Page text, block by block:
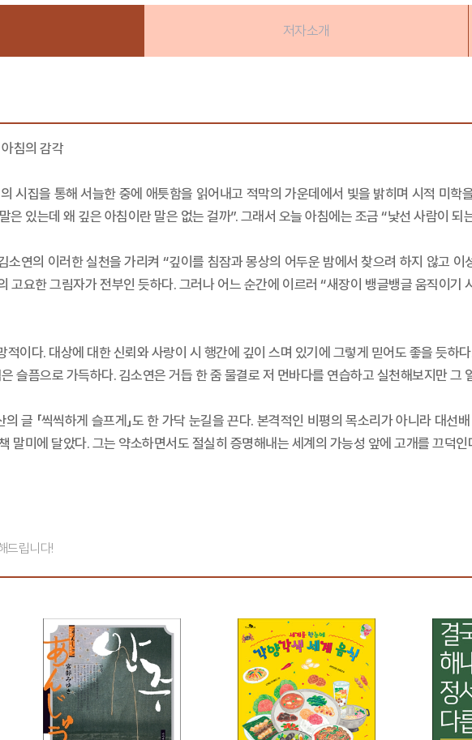
저자소개
침의 감각
시집을 통해 서늘한 중에 애틋함을 읽어내고 적막의 가운데에서 빛을 밝히며 시적 미학
은 있는데 왜 깊은 아침이란 말은 없는 걸까”. 그래서 오늘 아침에는 조금 “낯선 사람이 되
소연의 이러한 실천을 가리켜 “깊이를 침잠과 몽상의 어두운 밤에서 찾으려 하지 않고
고요한 그림자가 전부인 듯하다. 그러나 어느 순간에 이르러 “새장이 뱅글뱅글 움직이기
이다. 대상에 대한 신뢰와 사랑이 시 행간에 깊이 스며 있기에 그렇게 믿어도 좋을 듯하
슬픔으로 가득하다. 김소연은 거듭 한 줌 물결로 저 먼바다를 연습하고 실천해보지만 그
글 「씩씩하게 슬프게」도 한 가닥 눈길을 끈다. 본격적인 비평의 목소리가 아니라 대선
책 말미에 달았다. 그는 약소하면서도 절실히 증명해내는 세계의 가능성 앞에 고개를 끄덕인
드립니다!